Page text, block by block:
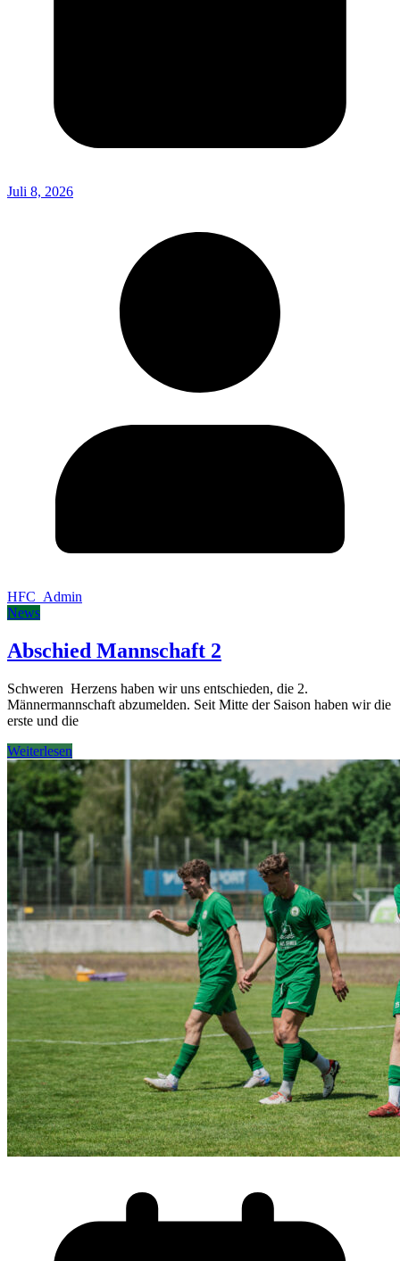
Juli 8, 2026
HFC_Admin
News
Abschied Mannschaft 2
Schweren Herzens haben wir uns entschieden, die 2.
Männermannschaft abzumelden. Seit Mitte der Saison haben wir die
erste und die
Weiterlesen